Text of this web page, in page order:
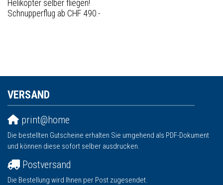
Helikopter selber fliegen!
Schnupperflug ab CHF 490.-
VERSAND
print@home
Die bestellten Gutscheine erhalten Sie umgehend als PDF-Dokument
und können diese sofort selber ausdrucken.
Postversand
Die Bestellung wird Ihnen per Post zugesendet.